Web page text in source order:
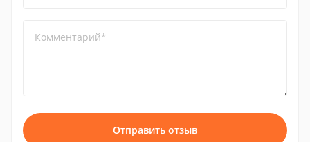
Комментарий*
Отправить отзыв